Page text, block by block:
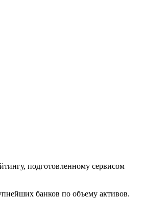
подготовленному сервисом
банков по объему активов.